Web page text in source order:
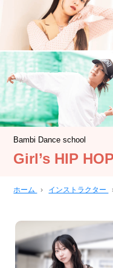
Bambi Dance school
Girl’s HIP
ホーム › インストラクター